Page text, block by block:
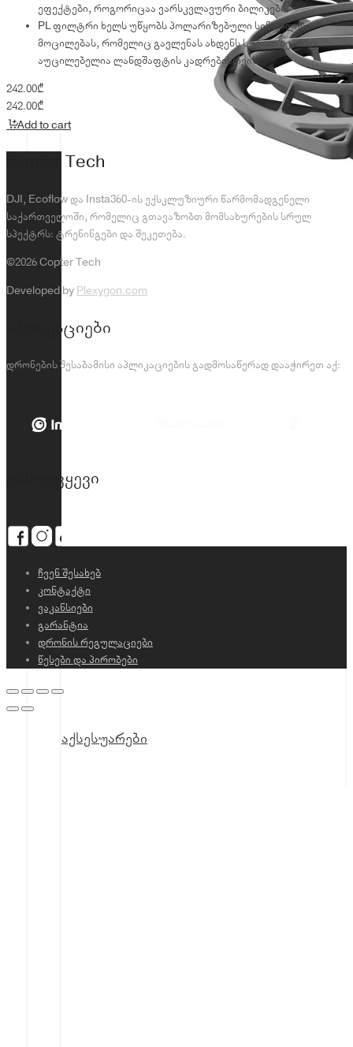
DJI Neo
აქსესუარები
ეფექტები, როგორიცაა ვარსკვლავური ბილიკები.
PL ფილტრი ხელს უწყობს პოლარიზებული სინათლის
მოცილებას, რომელიც გავლენას ახდენს სურათზე, რაც
აუცილებელია ლანდშაფტის კადრებისთვის.
242.00₾
242.00₾
Add to cart
Copter Tech
DJI, Ecoflow და Insta360-ის ექსკლუზიური წარმომადგენელი
საქართველოში, რომელიც გთავაზობთ მომსახურების სრულ
სპექტრს: ტრენინგები და შეკეთება.
©2026 Copter Tech
Developed by Plexygon.com
აპლიკაციები
დრონების შესაბამისი აპლიკაციების გადმოსაწერად დააჭირეთ აქ:
გამოგვყევი
ჩვენ შესახებ
კონტაქტი
ვაკანსიები
გარანტია
დრონის რეგულაციები
წესები და პირობები